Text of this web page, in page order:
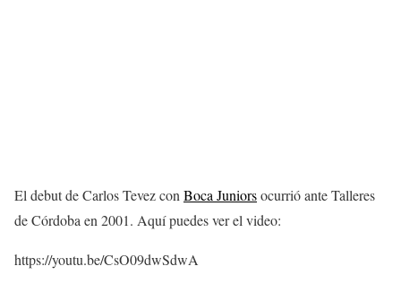
El debut de Carlos Tevez con Boca Juniorsocurrió ante Talleres
de Córdoba en 2001. Aquí puedes ver el video:
https://youtu.be/CsO09dwSdwA